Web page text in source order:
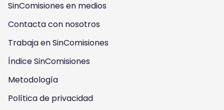
w
u
s
o
n
w
u
s
o
n
w
u
s
o
n
w
u
s
n
SinComisiones en medios
Contacta con nosotros
Trabaja en SinComisiones
Índice SinComisiones
Metodología
Política de privacidad